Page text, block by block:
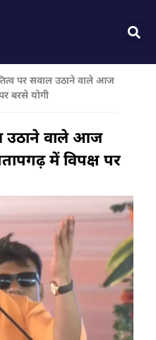
पर सवाल उठाने वाले आज
बरसे योगी
उठाने वाले आज
में विपक्ष पर